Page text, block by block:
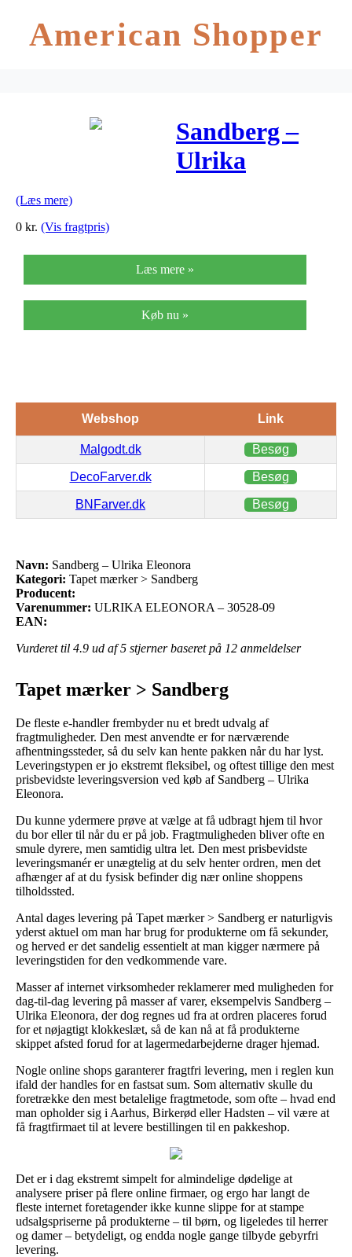
American Shopper
Sandberg –
Ulrika
(Læs mere)
0 kr. (Vis fragtpris)
Læs mere »
Køb nu »
Webshop Link
Malgodt.dk Besøg
DecoFarver.dk Besøg
BNFarver.dk Besøg
Navn: Sandberg – Ulrika Eleonora
Kategori: Tapet mærker > Sandberg
Producent:
Varenummer: ULRIKA ELEONORA – 30528-09
EAN:
Vurderet til 4.9 ud af 5 stjerner baseret på 12 anmeldelser
Tapet mærker > Sandberg
De fleste e-handler frembyder nu et bredt udvalg af
fragtmuligheder. Den mest anvendte er for nærværende
afhentningssteder, så du selv kan hente pakken når du har lyst.
Leveringstypen er jo ekstremt fleksibel, og oftest tillige den mest
prisbevidste leveringsversion ved køb af Sandberg – Ulrika
Eleonora.
Du kunne ydermere prøve at vælge at få udbragt hjem til hvor
du bor eller til når du er på job. Fragtmuligheden bliver ofte en
smule dyrere, men samtidig ultra let. Den mest prisbevidste
leveringsmanér er unægtelig at du selv henter ordren, men det
afhænger af at du fysisk befinder dig nær online shoppens
tilholdssted.
Antal dages levering på Tapet mærker > Sandberg er naturligvis
yderst aktuel om man har brug for produkterne om få sekunder,
og herved er det sandelig essentielt at man kigger nærmere på
leveringstiden for den vedkommende vare.
Masser af internet virksomheder reklamerer med muligheden for
dag-til-dag levering på masser af varer, eksempelvis Sandberg –
Ulrika Eleonora, der dog regnes ud fra at ordren placeres forud
for et nøjagtigt klokkeslæt, så de kan nå at få produkterne
skippet afsted forud for at lagermedarbejderne drager hjemad.
Nogle online shops garanterer fragtfri levering, men i reglen kun
ifald der handles for en fastsat sum. Som alternativ skulle du
foretrække den mest betalelige fragtmetode, som ofte – hvad end
man opholder sig i Aarhus, Birkerød eller Hadsten – vil være at
få fragtfirmaet til at levere bestillingen til en pakkeshop.
Det er i dag ekstremt simpelt for almindelige dødelige at
analysere priser på flere online firmaer, og ergo har langt de
fleste internet foretagender ikke kunne slippe for at stampe
udsalgspriserne på produkterne – til børn, og ligeledes til herrer
og damer – betydeligt, og endda nogle gange tilbyde gebyrfri
levering.